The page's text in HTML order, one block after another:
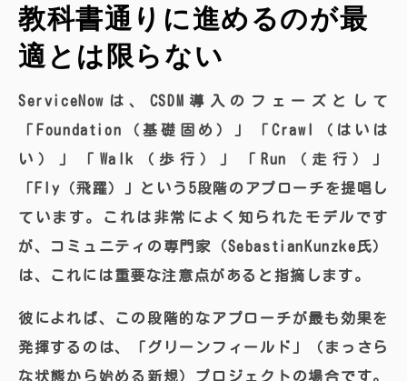
教科書通りに進めるのが最
適とは限らない
ServiceNowは、CSDM導入のフェーズとして
「Foundation（基礎固め）」「Crawl（はいは
い）」「Walk（歩行）」「Run（走行）」
「Fly（飛躍）」という5段階のアプローチを提唱し
ています。これは非常によく知られたモデルです
が、コミュニティの専門家（SebastianKunzke氏）
は、これには重要な注意点があると指摘します。
彼によれば、この段階的なアプローチが最も効果を
発揮するのは、「グリーンフィールド」（まっさら
な状態から始める新規）プロジェクトの場合です。